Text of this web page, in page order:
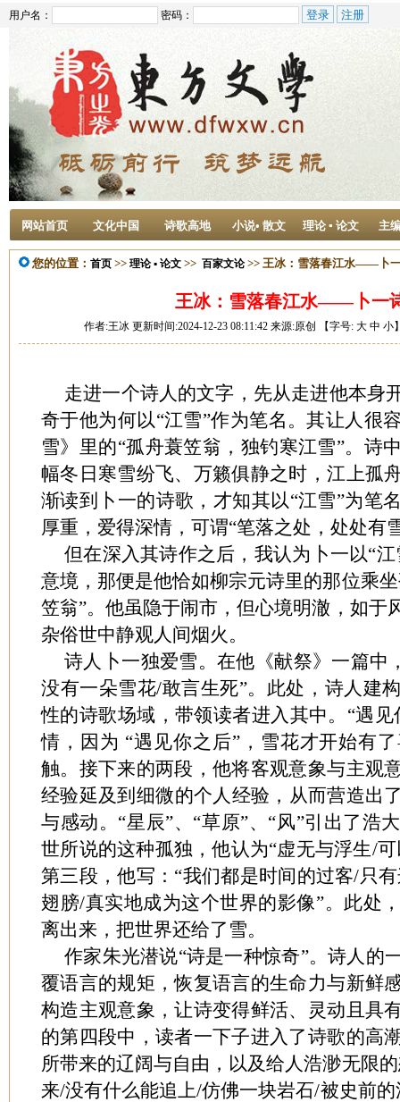
用户名： 密码：
网站首页 文化中国 诗歌高地 小说• 散文 理论 ▪ 论文 主
您的位置： 首页 >> 理论 ▪ 论文 >> 百家文论>> 王冰：雪落春江水——卜
王冰：雪落春江水——卜一
作者:王冰 更新时间:2024-12-23 08:11:42 来源:原创 【字号: 大 中 小
走进一个诗人的文字，先从走进他本身
奇于他为何以“江雪”作为笔名。其让人很
雪》里的“孤舟蓑笠翁，独钓寒江雪”。诗
幅冬日寒雪纷飞、万籁俱静之时，江上孤
渐读到卜一的诗歌，才知其以“江雪”为笔
厚重，爱得深情，可谓“笔落之处，处处有
但在深入其诗作之后，我认为卜一以“
意境，那便是他恰如柳宗元诗里的那位乘
笠翁”。他虽隐于闹市，但心境明澈，如于
杂俗世中静观人间烟火。
诗人卜一独爱雪。在他《献祭》一篇中
没有一朵雪花/敢言生死”。此处，诗人建
性的诗歌场域，带领读者进入其中。“遇
情，因为 “遇见你之后”，雪花才开始有
触。接下来的两段，他将客观意象与主观
经验延及到细微的个人经验，从而营造
与感动。“星辰”、“草原”、“风”引出了浩
世所说的这种孤独，他认为“虚无与浮生/可
第三段，他写：“我们都是时间的过客/只
翅膀/真实地成为这个世界的影像”。此处
离出来，把世界还给了雪。
作家朱光潜说“诗是一种惊奇”。诗人的
覆语言的规矩，恢复语言的生命力与新鲜
构造主观意象，让诗变得鲜活、灵动且具
的第四段中，读者一下子进入了诗歌的高
所带来的辽阔与自由，以及给人浩渺无限
来/没有什么能追上/仿佛一块岩石/被史前